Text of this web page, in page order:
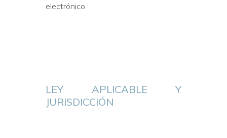
electrónico.
LEY APLICABLE Y
JURISDICCIÓN